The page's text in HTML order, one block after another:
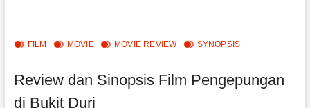
FILM MOVIE MOVIE REVIEW SYNOPSIS
Review dan Sinopsis Film Pengepungan
di Bukit Duri